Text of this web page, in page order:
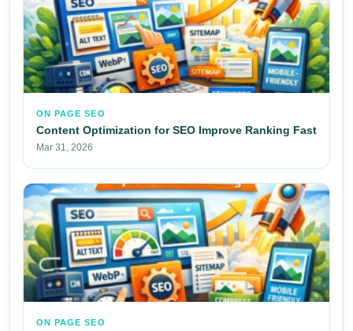
ON PAGE SEO
Content Optimization for SEO Improve Ranking Fast
Mar 31, 2026
ON PAGE SEO